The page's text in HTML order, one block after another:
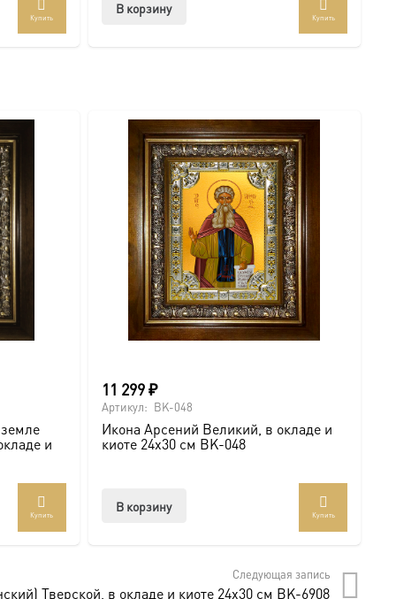
ikonaspas
и монументальность.
Купить
В корзину
Купить
и
Купить
11 299₽
Артикул: BK-048
Икона Арсений Великий, в окладе и
киоте 24х30 см BK-048
В корзину
Купить
Следующая запись
Тверской, в окладе и киоте 24х30 см BK-6908